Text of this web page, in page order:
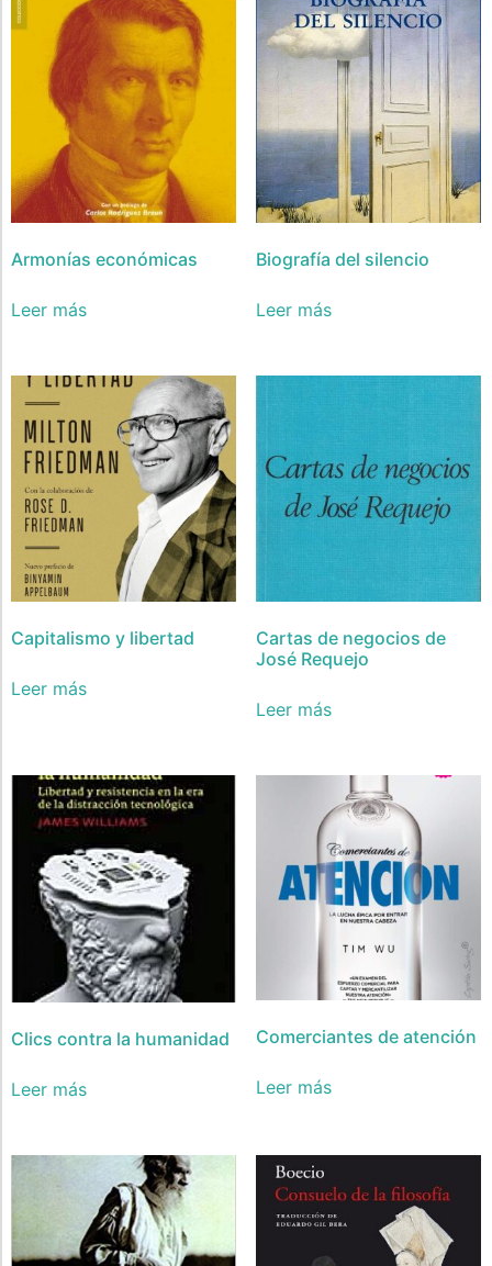
Armonías económicas
Leer más
Biografía del silencio
Leer más
Capitalismo y libertad
Leer más
Cartas de negocios de
José Requejo
Leer más
Clics contra la humanidad
Leer más
Comerciantes de atención
Leer más